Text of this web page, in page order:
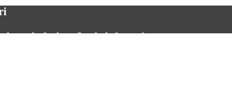
vade farksız 3 taksit fırsatı!